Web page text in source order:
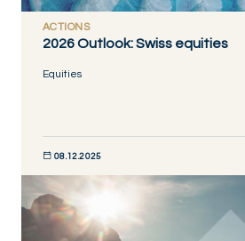
ACTIONS
2026 Outlook: Swiss equities
Equities
08.12.2025
DISCOVER NOW